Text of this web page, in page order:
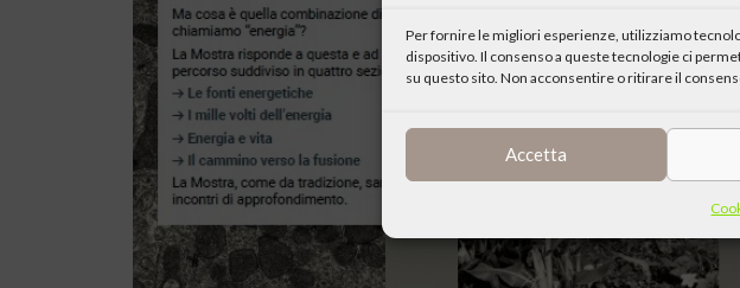
Per fornire le migliori esperienze, utilizziamo
dispositivo. Il consenso a queste tecnologie ci
su questo sito. Non acconsentire o ritirare il
Accetta